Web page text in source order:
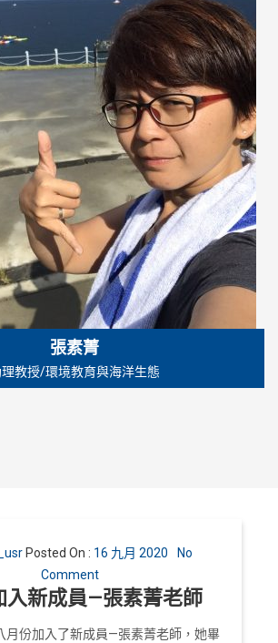
張素菁
教授/環境教育與海洋生態
Posted On : 16 九月 2020
No
Comment
入新成員—張素菁老師
月份加入了新成員—張素菁老師，她畢